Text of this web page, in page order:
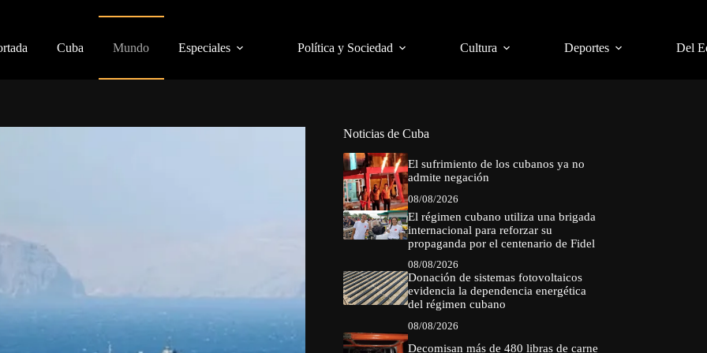
Cuba Mundo Especiales Política y Sociedad Cultura Deportes Del
Noticias de Cuba
El sufrimiento de los cubanos ya no
admite negación
08/08/2026
El régimen cubano utiliza una brigada
internacional para reforzar su
propaganda por el centenario de Fidel
08/08/2026
Donación de sistemas fotovoltaicos
evidencia la dependencia energética
del régimen cubano
08/08/2026
Decomisan más de 480 libras de carne